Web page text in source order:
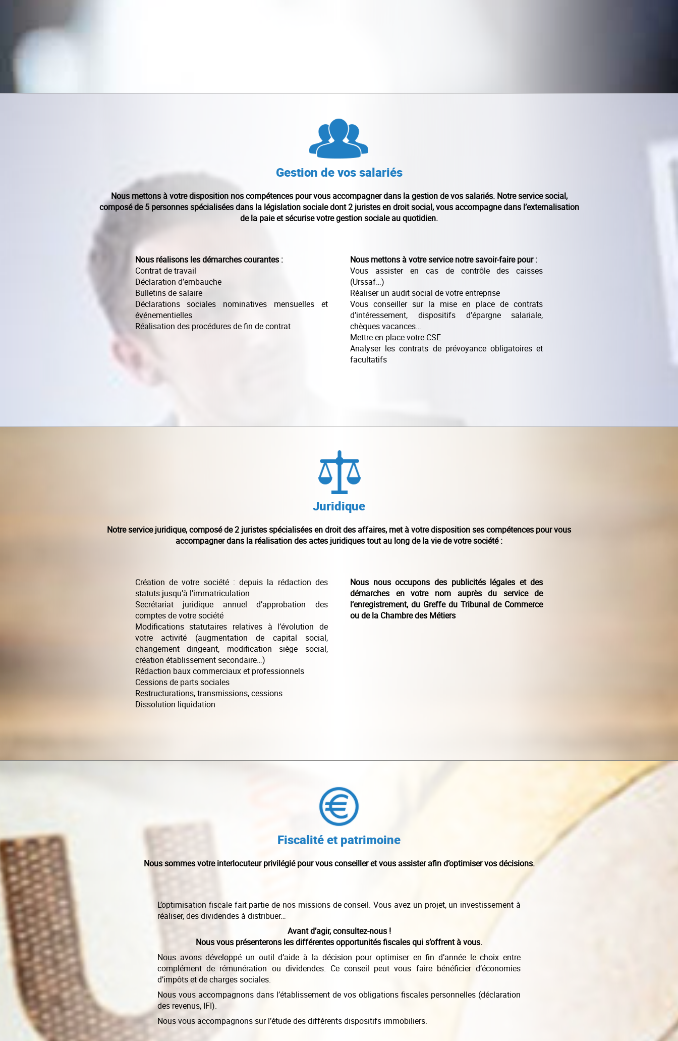
Gestion de vos salariés
Nous mettons à votre disposition nos compétences pour vous accompagner dans la gestion de vos salariés. Notre service social,
composé de 5 personnes spécialisées dans la législation sociale dont 2 juristes en droit social, vous accompagne dans l’externalisation
de la paie et sécurise votre gestion sociale au quotidien.
Nous réalisons les démarches courantes :
Contrat de travail
Déclaration d’embauche
Bulletins de salaire
Déclarations sociales nominatives mensuelles et
événementielles
Réalisation des procédures de fin de contrat
Nous mettons à votre service notre savoir-faire pour :
Vous assister en cas de contrôle des caisses
(Urssaf…)
Réaliser un audit social de votre entreprise
Vous conseiller sur la mise en place de contrats
d’intéressement, dispositifs d’épargne salariale,
chèques vacances…
Mettre en place votre CSE
Analyser les contrats de prévoyance obligatoires et
facultatifs
Juridique
Notre service juridique, composé de 2 juristes spécialisées en droit des affaires, met à votre disposition ses compétences pour vous
accompagner dans la réalisation des actes juridiques tout au long de la vie de votre société :
Création de votre société : depuis la rédaction des
statuts jusqu’à l’immatriculation
Secrétariat juridique annuel d’approbation des
comptes de votre société
Modifications statutaires relatives à l’évolution de
votre activité (augmentation de capital social,
changement dirigeant, modification siège social,
création établissement secondaire…)
Rédaction baux commerciaux et professionnels
Cessions de parts sociales
Restructurations, transmissions, cessions
Dissolution liquidation
Nous nous occupons des publicités légales et des
démarches en votre nom auprès du service de
l’enregistrement, du Greffe du Tribunal de Commerce
ou de la Chambre des Métiers
Fiscalité et patrimoine
Nous sommes votre interlocuteur privilégié pour vous conseiller et vous assister afin d’optimiser vos décisions.
L’optimisation fiscale fait partie de nos missions de conseil. Vous avez un projet, un investissement à
réaliser, des dividendes à distribuer…
Avant d’agir, consultez-nous !
Nous vous présenterons les différentes opportunités fiscales qui s’offrent à vous.
Nous avons développé un outil d’aide à la décision pour optimiser en fin d’année le choix entre
complément de rémunération ou dividendes. Ce conseil peut vous faire bénéficier d’économies
d’impôts et de charges sociales.
Nous vous accompagnons dans l’établissement de vos obligations fiscales personnelles (déclaration
des revenus, IFI).
Nous vous accompagnons sur l’étude des différents dispositifs immobiliers.